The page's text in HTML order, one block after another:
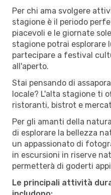
Per chi ama svolgere
stagione è il periodo
piacevoli e le giornate
stagione potrai esplorare
partecipare a festival
all'aperto.
Stai pensando di
locale? L'alta stagione ti
ristoranti, bistrot e
Per gli amanti della
di esplorare la bellezza
un appassionato di
in escursioni in riserve
permetterà di goderti
Le principali attività